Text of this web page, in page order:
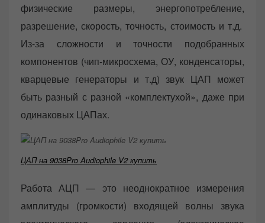
физические размеры, энергопотребление,
разрешение, скорость, точность, стоимость и т.д.
Из-за сложности и точности подобранных
компонентов (чип-микросхема, ОУ, конденсаторы,
кварцевые генераторы и т.д) звук ЦАП может
быть разный с разной «комплектухой», даже при
одинаковых ЦАПах.
ЦАП на 9038Pro Audiophile V2 купить
Работа АЦП — это неоднократное измерения
амплитуды (громкости) входящей волны звука